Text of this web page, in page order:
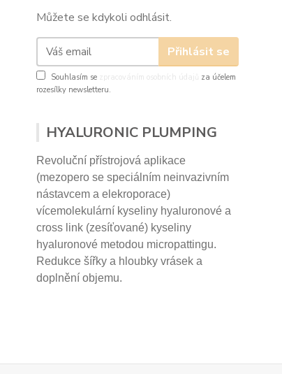
Můžete se kdykoli odhlásit.
Přihlásit se
Souhlasím se zpracováním osobních údajů
za účelem
rozesílky newsletteru.
HYALURONIC PLUMPING
Revoluční přístrojová aplikace
(mezopero se speciálním neinvazivním
nástavcem a elekroporace)
vícemolekulární kyseliny hyaluronové a
cross link (zesíťované) kyseliny
hyaluronové metodou micropattingu.
Redukce šířky a hloubky vrásek a
doplnění objemu.